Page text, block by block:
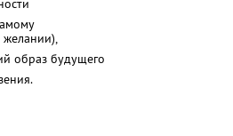
желании),
образ будущего